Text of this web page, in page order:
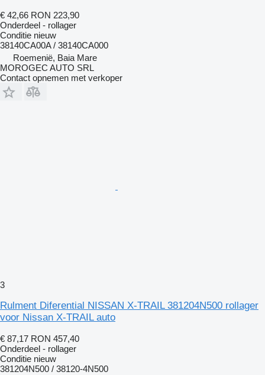
€ 42,66 RON 223,90
Onderdeel - rollager
Conditie nieuw
38140CA00A / 38140CA000
Roemenië, Baia Mare
MOROGEC AUTO SRL
Contact opnemen met verkoper
3
Rulment Diferential NISSAN X-TRAIL 381204N500 rollager
voor Nissan X-TRAIL auto
€ 87,17 RON 457,40
Onderdeel - rollager
Conditie nieuw
381204N500 / 38120-4N500